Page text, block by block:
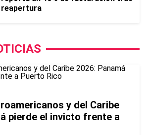
reapertura
y del Caribe
pierde el invicto frente a